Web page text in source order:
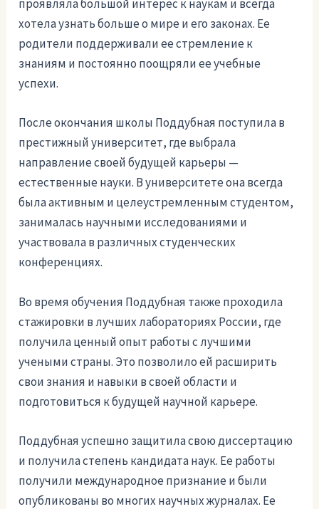
проявляла большой интерес к наукам и всегда
хотела узнать больше о мире и его законах. Ее
родители поддерживали ее стремление к
знаниям и постоянно поощряли ее учебные
успехи.
После окончания школы Поддубная поступила в
престижный университет, где выбрала
направление своей будущей карьеры —
естественные науки. В университете она всегда
была активным и целеустремленным студентом,
занималась научными исследованиями и
участвовала в различных студенческих
конференциях.
Во время обучения Поддубная также проходила
стажировки в лучших лабораториях России, где
получила ценный опыт работы с лучшими
учеными страны. Это позволило ей расширить
свои знания и навыки в своей области и
подготовиться к будущей научной карьере.
Поддубная успешно защитила свою диссертацию
и получила степень кандидата наук. Ее работы
получили международное признание и были
опубликованы во многих научных журналах. Ее